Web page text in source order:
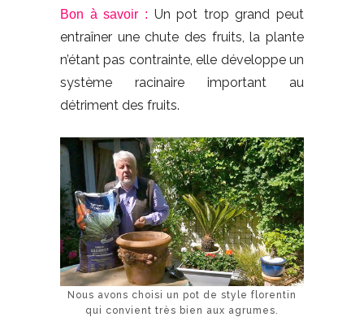
Bon à savoir : Un pot trop grand peut
entraîner une chute des fruits, la plante
n’étant pas contrainte, elle développe un
système racinaire important au
détriment des fruits.
Nous avons choisi un pot de style florentin
qui convient très bien aux agrumes.